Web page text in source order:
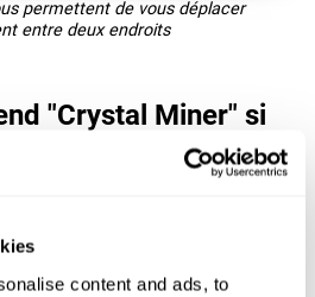
content and ads, to
permettent de vous déplacer
entre deux endroits
"Crystal Miner" si
les aide à apporter des réponses
et à divertir l'utilisateur tout en
compétences cognitives.